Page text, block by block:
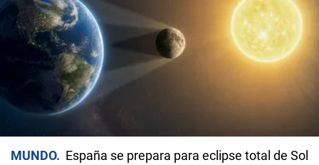
MUNDO España se prepara para eclipse total de Sol